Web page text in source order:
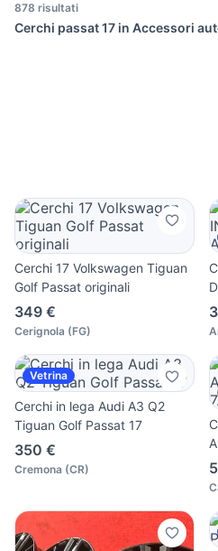
878 risultati
Cerchi passat 17 in Accessori
Cerchi 17 Volkswagen Tiguan
Golf Passat originali
349 €
Cerignola (FG)
Vetrina
Cerchi in lega Audi A3 Q2
Tiguan Golf Passat 17
350 €
Cremona (CR)